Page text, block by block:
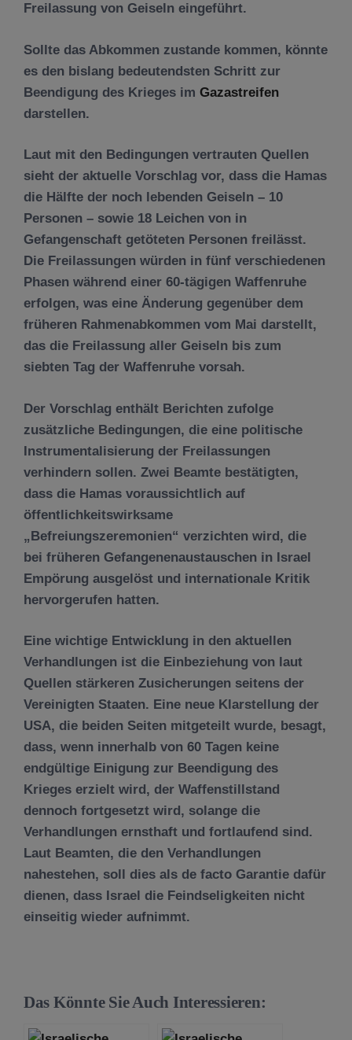
Freilassung von Geiseln eingeführt.
Sollte das Abkommen zustande kommen, könnte
es den bislang bedeutendsten Schritt zur
Beendigung des Krieges im Gazastreifen
darstellen.
Laut mit den Bedingungen vertrauten Quellen
sieht der aktuelle Vorschlag vor, dass die Hamas
die Hälfte der noch lebenden Geiseln – 10
Personen – sowie 18 Leichen von in
Gefangenschaft getöteten Personen freilässt.
Die Freilassungen würden in fünf verschiedenen
Phasen während einer 60-tägigen Waffenruhe
erfolgen, was eine Änderung gegenüber dem
früheren Rahmenabkommen vom Mai darstellt,
das die Freilassung aller Geiseln bis zum
siebten Tag der Waffenruhe vorsah.
Der Vorschlag enthält Berichten zufolge
zusätzliche Bedingungen, die eine politische
Instrumentalisierung der Freilassungen
verhindern sollen. Zwei Beamte bestätigten,
dass die Hamas voraussichtlich auf
öffentlichkeitswirksame
„Befreiungszeremonien“ verzichten wird, die
bei früheren Gefangenenaustauschen in Israel
Empörung ausgelöst und internationale Kritik
hervorgerufen hatten.
Eine wichtige Entwicklung in den aktuellen
Verhandlungen ist die Einbeziehung von laut
Quellen stärkeren Zusicherungen seitens der
Vereinigten Staaten. Eine neue Klarstellung der
USA, die beiden Seiten mitgeteilt wurde, besagt,
dass, wenn innerhalb von 60 Tagen keine
endgültige Einigung zur Beendigung des
Krieges erzielt wird, der Waffenstillstand
dennoch fortgesetzt wird, solange die
Verhandlungen ernsthaft und fortlaufend sind.
Laut Beamten, die den Verhandlungen
nahestehen, soll dies als de facto Garantie dafür
dienen, dass Israel die Feindseligkeiten nicht
einseitig wieder aufnimmt.
Das Könnte Sie Auch Interessieren: